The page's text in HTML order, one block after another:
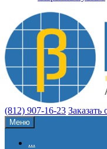
(812) 907-16-23
Меню
...